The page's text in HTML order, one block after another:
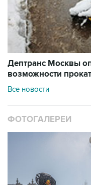
Дептранс Москвы
возможности
Все новости
ФОТОГАЛЕРЕИ